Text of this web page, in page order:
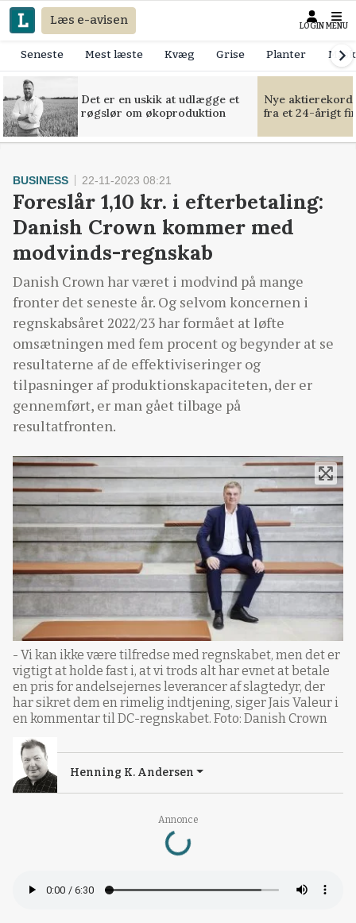
Læs e-avisen LOGIN MENU
Seneste Mest læste Kvæg Grise Planter
Det er en uskik at udlægge et
røgslør om økoproduktion
Nye
fra et 24-årigt
Annonce
Loading...
BUSINESS 22-11-2023 08:21
Foreslår 1,10 kr. i efterbetaling:
Danish Crown kommer med
modvinds-regnskab
Danish Crown har været i modvind på mange
fronter det seneste år. Og selvom koncernen i
regnskabsåret 2022/23 har formået at løfte
omsætningen med fem procent og begynder at se
resultaterne af de effektiviseringer og
tilpasninger af produktionskapaciteten, der er
gennemført, er man gået tilbage på
resultatfronten.
- Vi kan ikke være tilfredse med regnskabet, men det er
vigtigt at holde fast i, at vi trods alt har evnet at betale
en pris for andelsejernes leverancer af slagtedyr, der
har sikret dem en rimelig indtjening, siger Jais Valeur i
en kommentar til DC-regnskabet. Foto: Danish Crown
Henning K. Andersen